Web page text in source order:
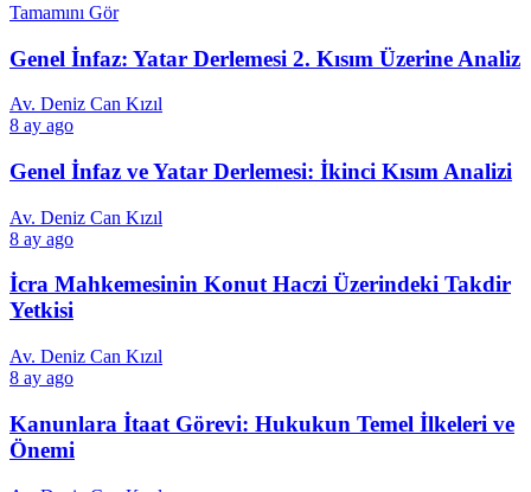
Tamamını Gör
Genel İnfaz: Yatar Derlemesi 2. Kısım Üzerine Analiz
Av. Deniz Can Kızıl
8 ay ago
Genel İnfaz ve Yatar Derlemesi: İkinci Kısım Analizi
Av. Deniz Can Kızıl
8 ay ago
İcra Mahkemesinin Konut Haczi Üzerindeki Takdir
Yetkisi
Av. Deniz Can Kızıl
8 ay ago
Kanunlara İtaat Görevi: Hukukun Temel İlkeleri ve
Önemi